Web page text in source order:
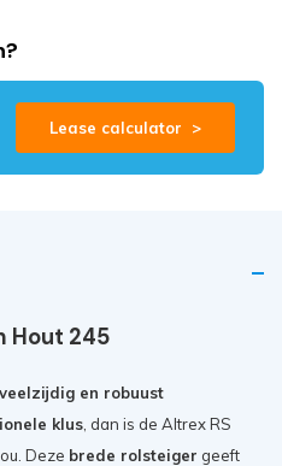
Lease calculator >
Hout 245
en robuust
klus, dan is de Altrex RS
Deze brede rolsteiger geeft